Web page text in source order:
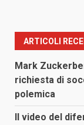
ARTICOLI
Mark
richiesta di
polemica
Il video del